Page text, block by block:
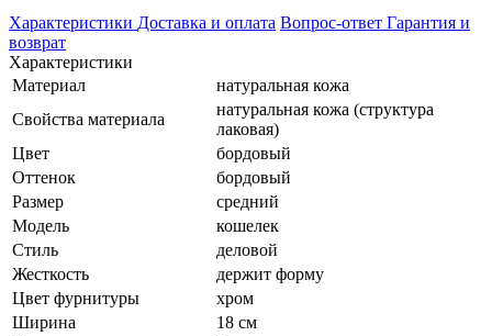
Характеристики Доставка и оплата Вопрос-ответ Гарантия и
возврат
Характеристики
Материал
натуральная кожа
Свойства материала
натуральная кожа (структура
лаковая)
Цвет
бордовый
Оттенок
бордовый
Размер
средний
Модель
кошелек
Стиль
деловой
Жесткость
держит форму
Цвет фурнитуры
хром
Ширина
18 см